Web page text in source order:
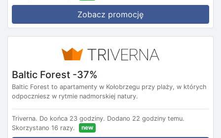
Zobacz promocję
Baltic Forest -37%
Baltic Forest to apartamenty w Kołobrzegu przy plaży, w których
odpoczniesz w rytmie nadmorskiej natury.
Triverna. Do końca 23 godziny. Dodano 22 godziny temu.
Skorzystano 16 razy.
new